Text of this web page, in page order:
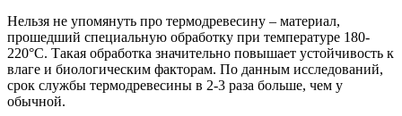
Нельзя не упомянуть про термодревесину – материал,
прошедший специальную обработку при температуре 180-
220°C. Такая обработка значительно повышает устойчивость к
влаге и биологическим факторам. По данным исследований,
срок службы термодревесины в 2-3 раза больше, чем у
обычной.